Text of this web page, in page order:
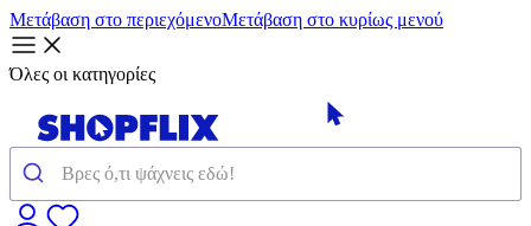
Μετάβαση στο περιεχόμενοΜετάβαση στο κυρίως μενού
Όλες οι κατηγορίες